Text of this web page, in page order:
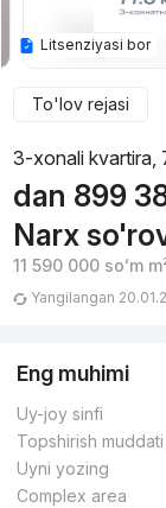
Litsenziyasi bor
To'lov rejasi
3-xonali kvartira,
dan 899
Narx
11 590 000 soʻm
Yangilangan
Eng muhimi
Uy-joy sinfi
Topshirish muddati
Uyni yozing
Complex area